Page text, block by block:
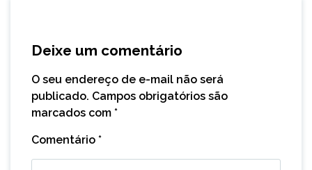
Deixe um comentário
O seu endereço de e-mail não será
publicado. Campos obrigatórios são
marcados com *
Comentário *